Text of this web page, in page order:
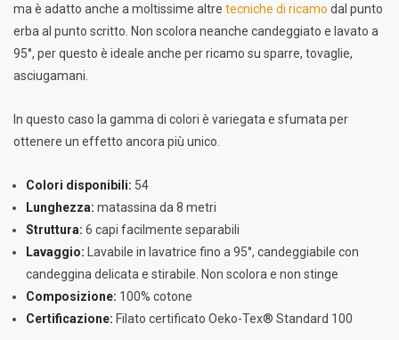
ma è adatto anche a moltissime altre tecniche di ricamo dal punto
erba al punto scritto. Non scolora neanche candeggiato e lavato a
95°, per questo è ideale anche per ricamo su sparre, tovaglie,
asciugamani.
In questo caso la gamma di colori è variegata e sfumata per
ottenere un effetto ancora più unico.
Colori disponibili: 54
Lunghezza: matassina da 8 metri
Struttura: 6 capi facilmente separabili
Lavaggio: Lavabile in lavatrice fino a 95°, candeggiabile con
candeggina delicata e stirabile. Non scolora e non stinge
Composizione: 100% cotone
Certificazione: Filato certificato Oeko-Tex® Standard 100